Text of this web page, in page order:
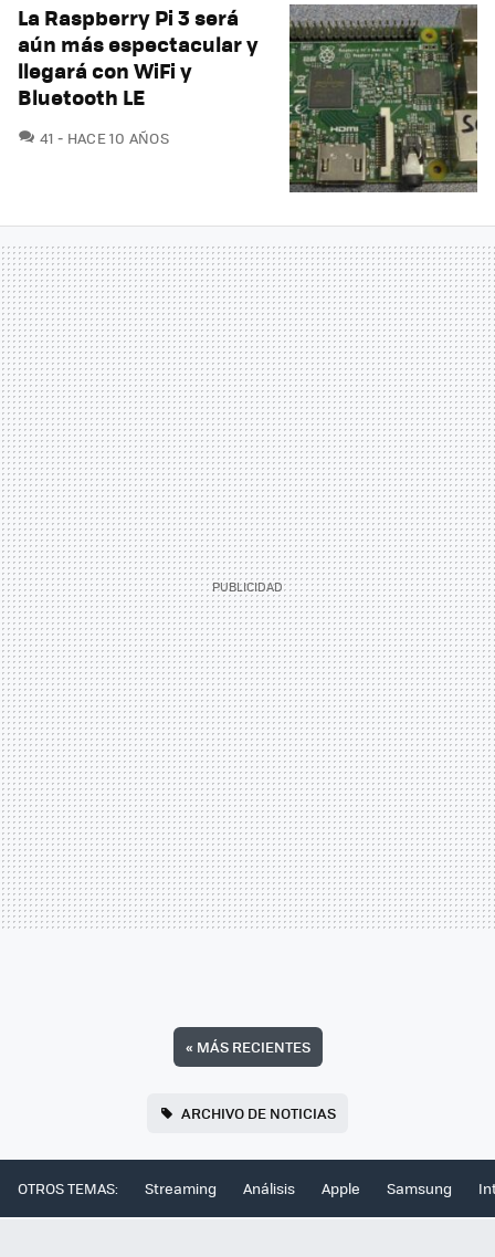
La Raspberry Pi 3 será
aún más espectacular y
llegará con WiFi y
Bluetooth LE
41 COMENTARIOS
HACE 10 AÑOS
« MÁS RECIENTES
ARCHIVO DE NOTICIAS
OTROS TEMAS: Streaming Análisis Apple Samsung